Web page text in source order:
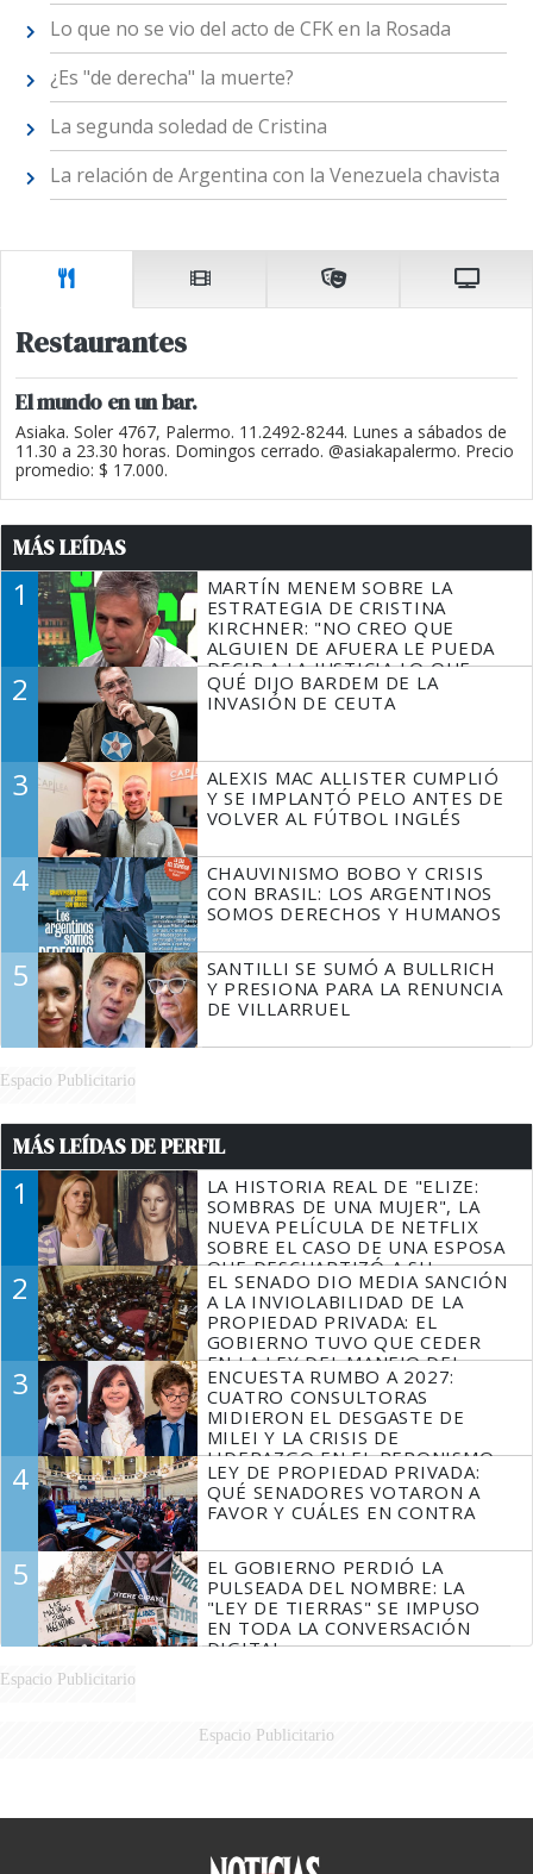
Lo que no se vio del acto de CFK en la Rosada
¿Es "de derecha" la muerte?
La segunda soledad de Cristina
La relación de Argentina con la Venezuela chavista
Restaurantes
El mundo en un bar.
Asiaka. Soler 4767, Palermo. 11.2492-8244. Lunes a sábados de
11.30 a 23.30 horas. Domingos cerrado. @asiakapalermo. Precio
promedio: $ 17.000.
MÁS LEÍDAS
1
MARTÍN MENEM SOBRE LA
ESTRATEGIA DE CRISTINA
KIRCHNER: "NO CREO QUE
ALGUIEN DE AFUERA LE PUEDA
DECIR A LA JUSTICIA LO QUE
TIENE QUE HACER"
2
QUÉ DIJO BARDEM DE LA
INVASIÓN DE CEUTA
3
ALEXIS MAC ALLISTER CUMPLIÓ
Y SE IMPLANTÓ PELO ANTES DE
VOLVER AL FÚTBOL INGLÉS
4
CHAUVINISMO BOBO Y CRISIS
CON BRASIL: LOS ARGENTINOS
SOMOS DERECHOS Y HUMANOS
5
SANTILLI SE SUMÓ A BULLRICH
Y PRESIONA PARA LA RENUNCIA
DE VILLARRUEL
Espacio Publicitario
MÁS LEÍDAS DE PERFIL
1
LA HISTORIA REAL DE "ELIZE:
SOMBRAS DE UNA MUJER", LA
NUEVA PELÍCULA DE NETFLIX
SOBRE EL CASO DE UNA ESPOSA
QUE DESCUARTIZÓ A SU
MARIDO
2
EL SENADO DIO MEDIA SANCIÓN
A LA INVIOLABILIDAD DE LA
PROPIEDAD PRIVADA: EL
GOBIERNO TUVO QUE CEDER
EN LA LEY DEL MANEJO DEL
FUEGO
3
ENCUESTA RUMBO A 2027:
CUATRO CONSULTORAS
MIDIERON EL DESGASTE DE
MILEI Y LA CRISIS DE
LIDERAZGO EN EL PERONISMO
4
LEY DE PROPIEDAD PRIVADA:
QUÉ SENADORES VOTARON A
FAVOR Y CUÁLES EN CONTRA
5
EL GOBIERNO PERDIÓ LA
PULSEADA DEL NOMBRE: LA
"LEY DE TIERRAS" SE IMPUSO
EN TODA LA CONVERSACIÓN
DIGITAL
Espacio Publicitario
Espacio Publicitario